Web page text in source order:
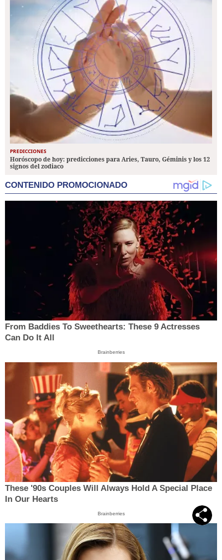
PREDICCIONES
Horóscopo de hoy: predicciones para Aries, Tauro, Géminis y los 12
signos del zodiaco
CONTENIDO PROMOCIONADO
From Baddies To Sweethearts: These 9 Actresses
Can Do It All
Brainberries
These '90s Couples Will Always Hold A Special Place
In Our Hearts
Brainberries